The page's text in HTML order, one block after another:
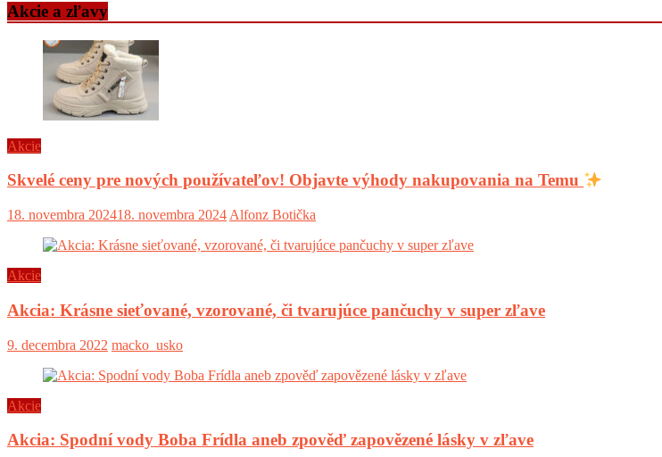
Akcie a zľavy
Akcie
Skvelé ceny pre nových používateľov! Objavte výhody nakupovania na Temu
18. novembra 202418. novembra 2024 Alfonz Botička
Akcie
Akcia: Krásne sieťované, vzorované, či tvarujúce pančuchy v super zľave
9. decembra 2022 macko_usko
Akcie
Akcia: Spodní vody Boba Frídla aneb zpověď zapovězené lásky v zľave